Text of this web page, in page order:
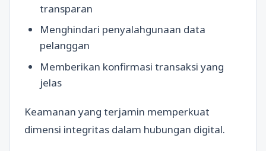
transparan
Menghindari penyalahgunaan data
pelanggan
Memberikan konfirmasi transaksi yang
jelas
Keamanan yang terjamin memperkuat
dimensi integritas dalam hubungan digital.